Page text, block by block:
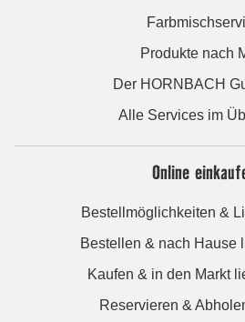
Produkte nach
Der HORNBACH
Alle Services im
Online
Bestellmöglichkeiten &
Bestellen & nach Hause
Kaufen & in den Markt
Reservieren &